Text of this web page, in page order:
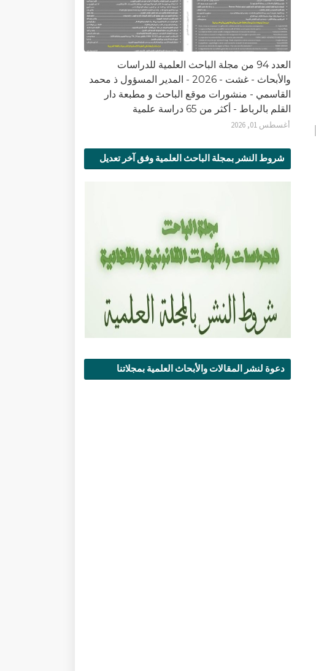
العدد 94 من مجلة الباحث العلمية للدراسات
والأبحاث - غشت - 2026 - المدير المسؤول ذ محمد
القاسمي - منشورات موقع الباحث و مطبعة دار
القلم بالرباط - أكثر من 65 دراسة علمية
أغسطس 01, 2026
شروط النشر بمجلة الباحث العلمية وفق آخر تعديل
دعوة لنشر المقالات والأبحاث العلمية بمجلاتنا